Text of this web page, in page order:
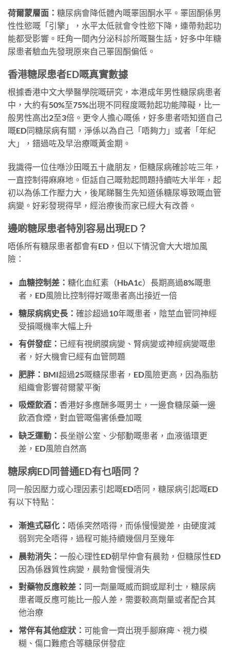
荷爾蒙層面： 糖尿病會降低體內嘅睪固酮水平。睪固酮係男
性性慾嘅「引擎」，水平太低就會令性慾下降，連帶勃起功
能都受影響。旺角一間內分泌科診所嘅醫生話，好多中年糖
尿患者驗血先發現原來自己睪固酮偏低。
香港糖尿患者ED嘅真實數據
根據香港中文大學醫學院嘅研究，本港成年男性糖尿病患者
中，大約有50%至75%出現不同程度嘅勃起功能障礙，比一
般男性高出2至3倍。更令人擔心嘅係，好多患者唔知道自己
嘅ED同糖尿病有關，淨係以為自己「唔夠力」或者「年紀
大」，錯過咗及早治療嘅黃金期。
我識得一位住喺沙田嘅五十歲朋友，佢糖尿病確診咗三年，
一直控制得麻麻地。佢話自己嘅勃起問題持續咗大半年，起
初以為係工作壓力大，後尾睇醫生先知道係糖尿導致嘅血管
病變。好彩發現得早，經治療後而家已經大有改善。
邊啲糖尿患者特別容易出現ED？
唔係所有糖尿患者都會有ED，但以下情況會大大增加風
險：
血糖控制差： 糖化血紅素（HbA1c）長期高過8%嘅患
者，ED風險比控制得好嘅患者高出接近一倍
糖尿病病史長： 確診超過10年嘅患者，陰莖血管同神經
受損嘅機率大幅上升
有併發症： 已經有視網膜病變、腎病變或神經病變嘅患
者，好大機會已經有血管問題
肥胖： BMI超過25嘅糖尿患者，ED風險更高，因為脂肪
組織會影響荷爾蒙平衡
吸煙飲酒： 香港好多應酬多嘅男士，一邊食糖尿藥一邊
飲酒食煙，對血管嘅傷害係疊加嘅
缺乏運動： 長坐辦公室、少郁動嘅患者，血液循環更
差，ED風險自然高
糖尿病ED同普通ED有乜唔同？
同一般因壓力或心理因素引起嘅ED唔同，糖尿病引起嘅ED
有以下特點：
漸進式惡化： 唔係突然唔得，而係慢慢變差，由硬度減
弱到完全唔得，過程可能持續幾個月至幾年
晨勃消失： 一般心理性ED朝早仲會有晨勃，但糖尿性ED
因為係器質性病變，晨勃會慢慢消失
對藥物反應較差： 同一劑量嘅威而鋼或犀利士，糖尿病
患者嘅反應可能比一般人差，需要較高劑量或者配合其
他治療
常伴有其他症狀： 可能會一齊出現手腳麻痺、視力模
糊、傷口難癒合等糖尿併發症